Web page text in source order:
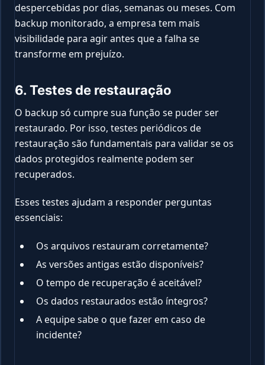
despercebidas por dias, semanas ou meses. Com
backup monitorado, a empresa tem mais
visibilidade para agir antes que a falha se
transforme em prejuízo.
6. Testes de restauração
O backup só cumpre sua função se puder ser
restaurado. Por isso, testes periódicos de
restauração são fundamentais para validar se os
dados protegidos realmente podem ser
recuperados.
Esses testes ajudam a responder perguntas
essenciais:
Os arquivos restauram corretamente?
As versões antigas estão disponíveis?
O tempo de recuperação é aceitável?
Os dados restaurados estão íntegros?
A equipe sabe o que fazer em caso de
incidente?